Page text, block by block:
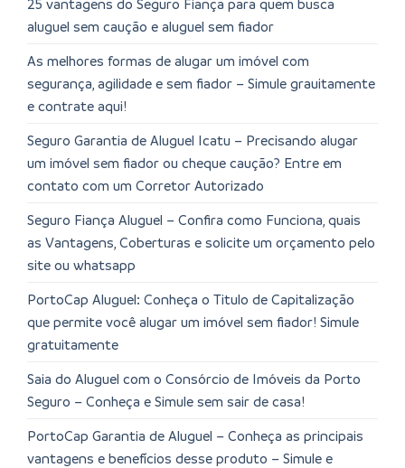
aluguel sem caução e aluguel sem fiador
As melhores formas de alugar um imóvel com
segurança, agilidade e sem fiador – Simule grauitamente
e contrate aqui!
Seguro Garantia de Aluguel Icatu – Precisando alugar
um imóvel sem fiador ou cheque caução? Entre em
contato com um Corretor Autorizado
Seguro Fiança Aluguel – Confira como Funciona, quais
as Vantagens, Coberturas e solicite um orçamento pelo
site ou whatsapp
PortoCap Aluguel: Conheça o Titulo de Capitalização
que permite você alugar um imóvel sem fiador! Simule
gratuitamente
Saia do Aluguel com o Consórcio de Imóveis da Porto
Seguro – Conheça e Simule sem sair de casa!
PortoCap Garantia de Aluguel – Conheça as principais
vantagens e benefícios desse produto – Simule e